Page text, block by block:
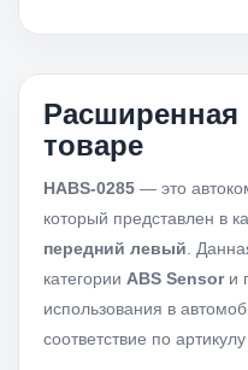
товаре
HABS-0285 — это
который представлен в
передний левый .
категории ABS Sensorи
использования в
соответствие по